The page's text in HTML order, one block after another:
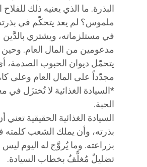
البذرة. ما الذي يعنيه ذلك
ملموس؟ لم يعد يتحكّم في
في مستلزماته، ويشتري
مدعومين من المال العام.
يتحمّل ديوان الحبوب الصدمة،
مجدّداً على المال العام وعلى
*​السيادة الغذائية لا تُختزَل في
الحبة.
السيادة الغذائية الحقيقية تعني
بذرته، وأن يملك الشعب
بزراعته. وما يُروَّج له اليوم
تضليلٌ مُغلَّفٌ بخطاب السيادة.